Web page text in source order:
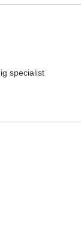
specialist